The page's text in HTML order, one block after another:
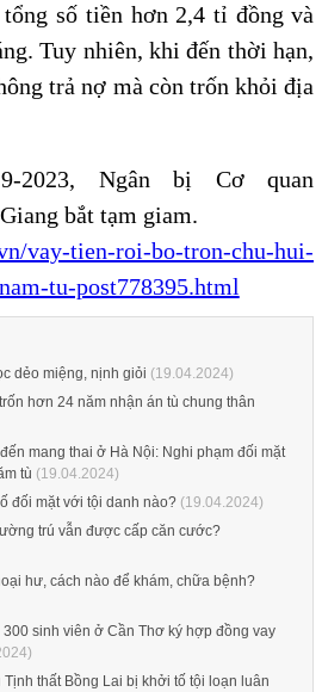
số tiền hơn 2,4 tỉ đồng và
Tuy nhiên, khi đến thời hạn,
trả nợ mà còn trốn khỏi địa
2023, Ngân bị Cơ quan
bắt tạm giam.
vay-tien-roi-bo-tron-chu-hui-
tu-post778395.html
dẻo miệng, nịnh giỏi (19.04.2024)
hơn 24 năm nhận án tù chung thân
mang thai ở Hà Nội: Nghi phạm đối mặt
tù (19.04.2024)
đối mặt với tội danh nào?(19.04.2024)
trú vẫn được cấp căn cước?
hư, cách nào để khám, chữa bệnh?
sinh viên ở Cần Thơ ký hợp đồng vay
thất Bồng Lai bị khởi tố tội loạn luân